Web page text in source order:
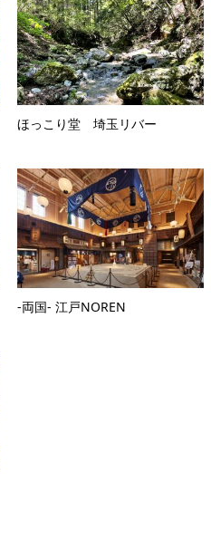
ほっこり堂 埼玉リバー
-両国- 江戸NOREN